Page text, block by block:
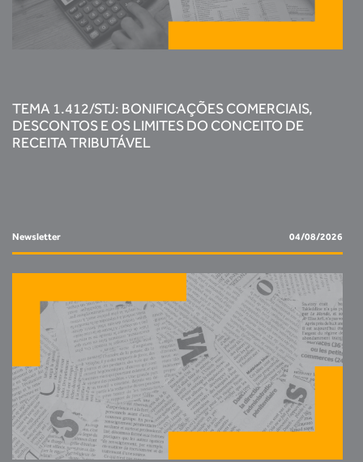
TEMA 1.412/STJ: BONIFICAÇÕES COMERCIAIS,
DESCONTOS E OS LIMITES DO CONCEITO DE
RECEITA TRIBUTÁVEL
Newsletter 04/08/2026